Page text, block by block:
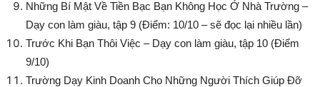
Những Bí Mật Về Tiền Bạc Bạn Không Học Ở Nhà Trường –
Dạy con làm giàu, tập 9 (Điểm: 10/10 – sẽ đọc lại nhiều lần)
Trước Khi Bạn Thôi Việc – Dạy con làm giàu, tập 10 (Điểm
9/10)
Trường Dạy Kinh Doanh Cho Những Người Thích Giúp Đỡ